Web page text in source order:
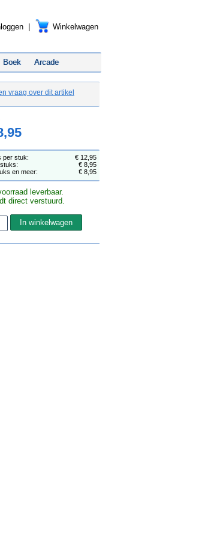
Winkelwagen
Boek Arcade
vraag over dit artikel
per stuk:
€ 12,95
€ 8,95
en meer:
€ 8,95
leverbaar.
direct verstuurd.